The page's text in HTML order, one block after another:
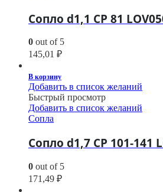
Сопло d1,1 CP 81
0 out of 5
145,01 ₽
В корзину
Добавить в список желаний
Быстрый просмотр
Добавить в список желаний
Сопла
Сопло d1,7 CP 101-141
0 out of 5
171,49 ₽